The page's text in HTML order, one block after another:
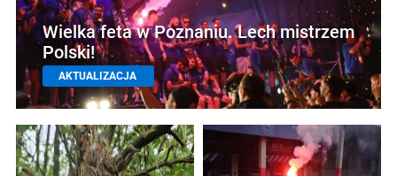
Wielka feta w Poznaniu. Lech mistrzem
Polski!
AKTUALIZACJA